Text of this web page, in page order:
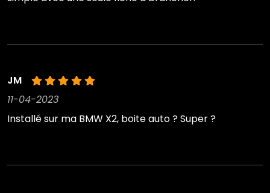
JM
11-04-2023
Installé sur ma BMW X2, boite auto ? Super ?